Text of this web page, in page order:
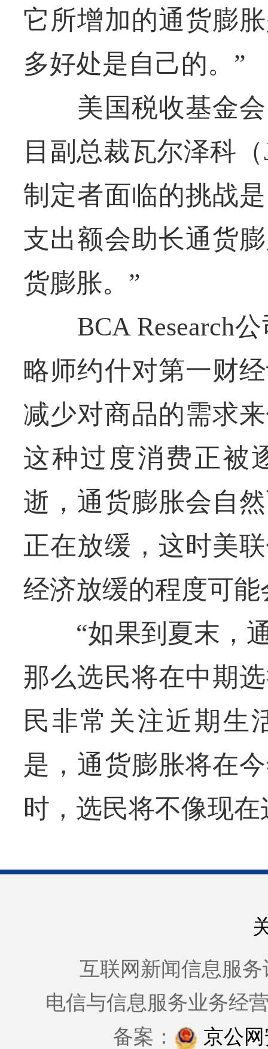
它所增加的通货膨
多好处是自己的。”
美国税收基金会
目副总裁瓦尔泽科（
制定者面临的挑战
支出额会助长通货
货膨胀。”
BCA Research公
略师约什对第一财
减少对商品的需求
这种过度消费正被
逝，通货膨胀会自
正在放缓，这时美
经济放缓的程度可
“如果到夏末，通
那么选民将在中期
民非常关注近期生
是，通货膨胀将在
时，选民将不像现
互联网新闻信息服务
电信与信息服务业务经
备案：
京公网